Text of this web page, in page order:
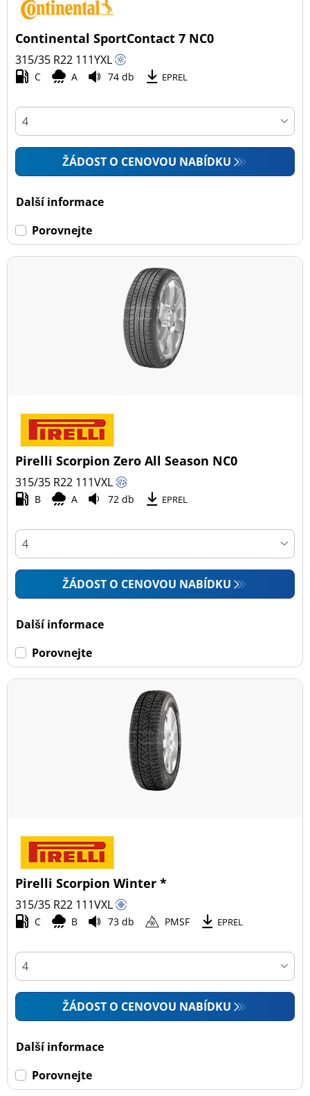
Continental SportContact 7 NC0
315/35 R22 111YXL
C A 74 db EPREL
ŽÁDOST O CENOVOU NABÍDKU
Další informace
Porovnejte
Pirelli Scorpion Zero All Season NC0
315/35 R22 111VXL
B A 72 db EPREL
ŽÁDOST O CENOVOU NABÍDKU
Další informace
Porovnejte
Pirelli Scorpion Winter *
315/35 R22 111VXL
C B 73 db PMSF EPREL
ŽÁDOST O CENOVOU NABÍDKU
Další informace
Porovnejte